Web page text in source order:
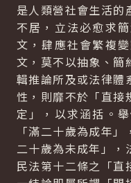
是人類營社會生活的
不居，立法必愈求
文，肆應社會繁複
文，莫不以抽象、簡
輯推論所及或法律體
性，則靡不於「直接
定」，以求涵括。
「滿二十歲為成年
二十歲為未成年」，
民法第十二條之「直